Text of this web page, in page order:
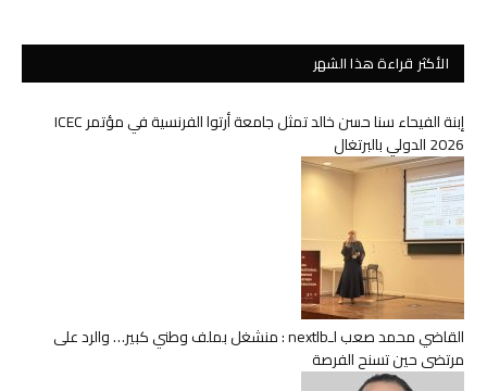
الأكثر قراءة هذا الشهر
إبنة الفيحاء سنا حسن خالد تمثل جامعة أرتوا الفرنسية في مؤتمر ICEC
2026 الدولي بالبرتغال
القاضي محمد صعب لـnextlb : منشغل بملف وطني كبير… والرد على
مرتضى حين تسنح الفرصة